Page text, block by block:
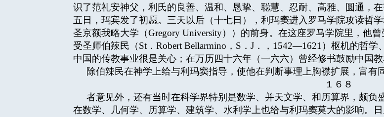
识了范礼安神父，利氏的良善、温和、恳挚、聪慧、忍耐、高雅、圆通，
五日，玛宾发了初愿。三天以后（十七日），利玛窦进入罗马学院攻读哲
圣京额我略大学（Gregory University））的前身。在这座罗马学院里，他
受圣师伯辣民（St．Robert Bellarmino，S．J．，1542—1621）枢机的哲
中国的传教事业很是关心；在万历四十六年（一六六）曾经修书鼓励中国教
除伯辣民在神学上给与利玛窦指导，使他在判断事理上胸襟扩展，富有
１６８
者意见外，还有当时在科学界特别是数学、并天文学、和历算界，颇负
在数学、几何学、历算学、建筑学、水利学上也给与利玛窦莫大的影响。